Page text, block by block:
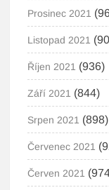
Prosinec 2021
Listopad 2021
Říjen 2021 (936)
Září 2021 (844)
Srpen 2021 (898)
Červenec 2021
Červen 2021